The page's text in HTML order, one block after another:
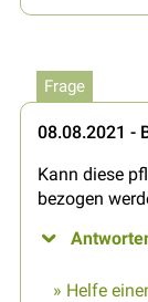
Frage
08.08.2021 -
Kann diese
bezogen
» Helfe